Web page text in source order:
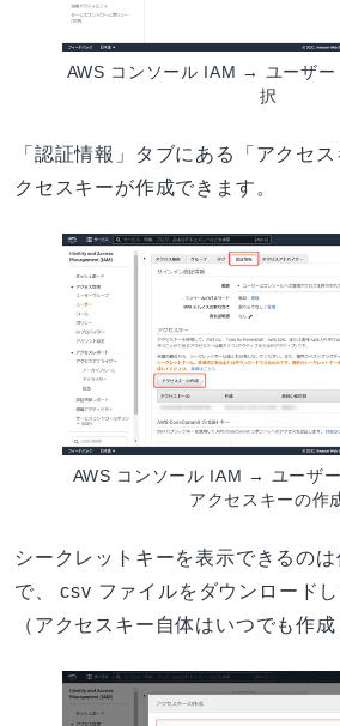
AWS コンソール IAM → ユーザ
択
「認証情報」タブにある「アクセ
クセスキーが作成できます。
AWS コンソール IAM → ユーザ
アクセスキーの作
シークレットキーを表示できるの
で、 csv ファイルをダウンロード
（アクセスキー自体はいつでも作成